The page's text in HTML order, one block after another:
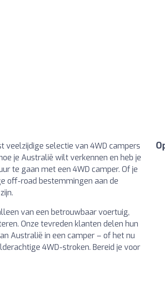
veelzijdige selectie van 4WD campers
je Australië wilt verkennen en heb je
te gaan met een 4WD camper. Of je
off-road bestemmingen aan de
van een betrouwbaar voertuig,
Onze tevreden klanten delen hun
Australië in een camper – of het nu
4WD-stroken. Bereid je voor